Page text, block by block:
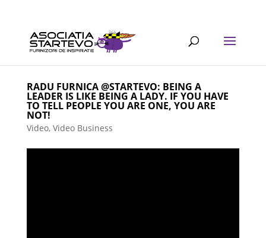
RADU FURNICA @STARTEVO: BEING A
LEADER IS LIKE BEING A LADY. IF YOU HAVE
TO TELL PEOPLE YOU ARE ONE, YOU ARE
NOT!
Video, Video Business